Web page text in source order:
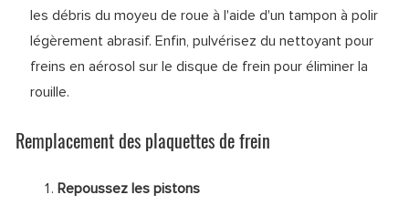
les débris du moyeu de roue à l'aide d'un tampon à polir
légèrement abrasif. Enfin, pulvérisez du nettoyant pour
freins en aérosol sur le disque de frein pour éliminer la
rouille.
Remplacement des plaquettes de frein
Repoussez les pistons